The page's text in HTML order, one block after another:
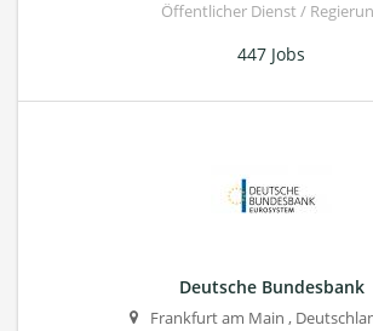
Öffentlicher Dienst /
447 Jobs
Deutsche Bundesbank
Frankfurt am Main ,